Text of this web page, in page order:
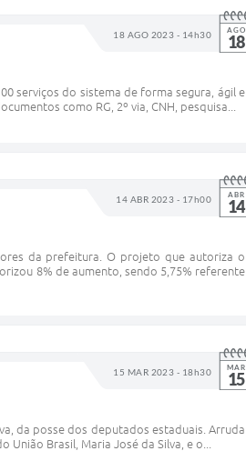
18 AGO 2023 - 14h30 AGO
18
serviços do sistema de forma segura, ágil e
como RG, 2º via, CNH, pesquisa...
14 ABR 2023 - 17h00 ABR
14
da prefeitura. O projeto que autoriza o
8% de aumento, sendo 5,75% referente
15 MAR 2023 - 18h30 MAR
15
da posse dos deputados estaduais. Arruda
Brasil, Maria José da Silva, e o...